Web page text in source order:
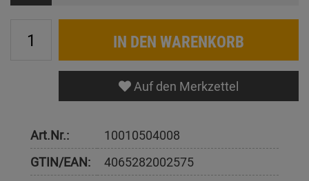
IN DEN WARENKORB
Auf den Merkzettel
Art.Nr.:
10010504008
GTIN/EAN:
4065282002575